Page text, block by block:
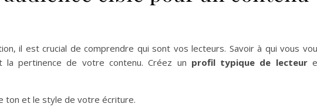
il est crucial de comprendre qui sont vos lecteurs. Savoir à qui vous
la pertinence de votre contenu. Créez un profil typique de lecteur
ton et le style de votre écriture.